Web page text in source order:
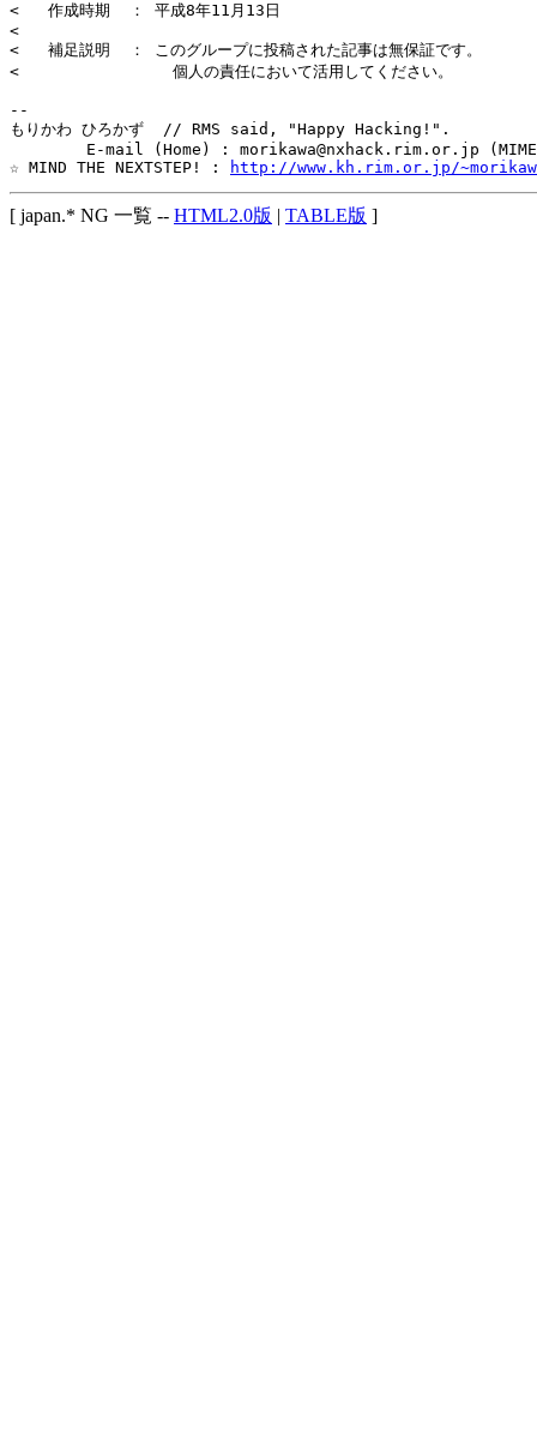
<   作成時期  ： 平成8年11月13日
<
<   補足説明  ： このグループに投稿された記事は無保証です。
<                個人の責任において活用してください。
--
もりかわ ひろかず  // RMS said, "Happy Hacking!".
E-mail (Home) : morikawa@nxhack.rim.or.jp
☆ MIND THE NEXTSTEP! :
http://www.kh.rim.or.jp/
[ japan.* NG 一覧 -- HTML2.0版 | TABLE版 ]